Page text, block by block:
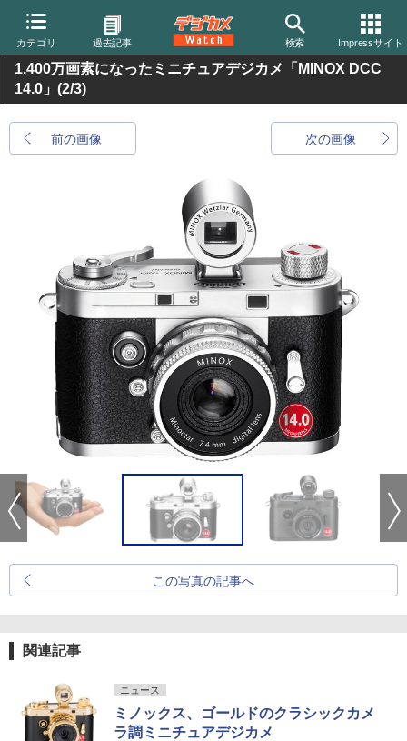
カテゴリ 過去記事 検索 Impressサイト
1,400万画素になったミニチュアデジカメ「MINOX DCC
14.0」 (2/3)
前の画像 次の画像
この写真の記事へ
関連記事
ニュース
ミノックス、ゴールドのクラシックカメ
ラ調ミニチュアデジカメ